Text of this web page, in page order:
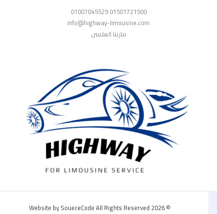
01501721500 01007045529
info@highway-limousine.com
مارينا العلمين